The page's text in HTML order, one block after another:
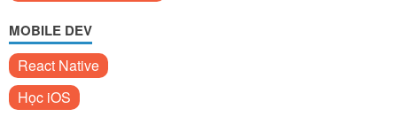
MOBILE DEV
React Native
Học iOS